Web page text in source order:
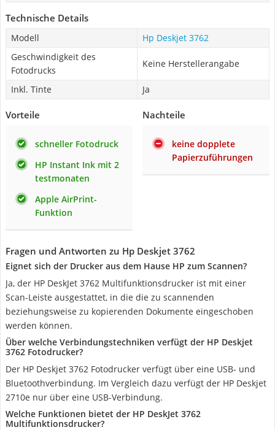
Technische Details
Modell
Hp Deskjet 3762
Geschwindigkeit des
Fotodrucks
Keine Herstellerangabe
Inkl. Tinte Ja
Vorteile
schneller Fotodruck
HP Instant Ink mit 2
testmonaten
Apple AirPrint-
Funktion
Nachteile
keine dopplete
Papierzuführungen
Fragen und Antworten zu Hp Deskjet 3762
Eignet sich der Drucker aus dem Hause HP zum Scannen?
Ja, der HP DeskJet 3762 Multifunktionsdrucker ist mit einer
Scan-Leiste ausgestattet, in die die zu scannenden
beziehungsweise zu kopierenden Dokumente eingeschoben
werden können.
Über welche Verbindungstechniken verfügt der HP Deskjet
3762 Fotodrucker?
Der HP Deskjet 3762 Fotodrucker verfügt über eine USB- und
Bluetoothverbindung. Im Vergleich dazu verfügt der HP Deskjet
2710e nur über eine USB-Verbindung.
Welche Funktionen bietet der HP DeskJet 3762
Multifunktionsdrucker?